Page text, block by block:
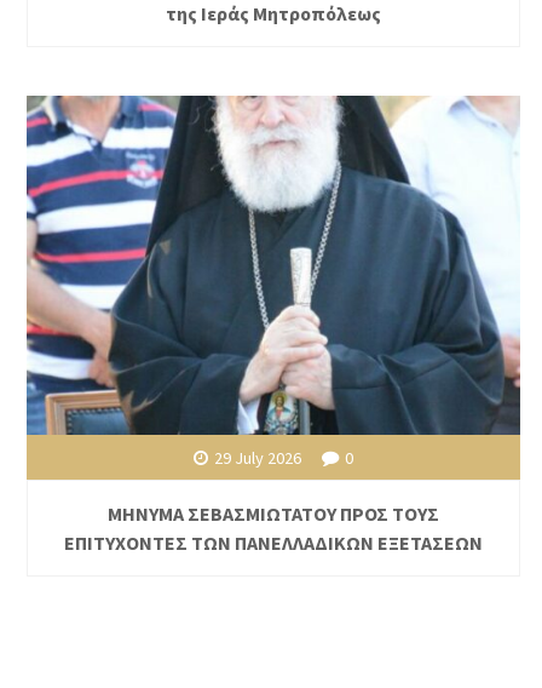
της Ιεράς Μητροπόλεως
29 July 2026 0
ΜΗΝΥΜΑ ΣΕΒΑΣΜΙΩΤΑΤΟΥ ΠΡΟΣ ΤΟΥΣ
ΕΠΙΤΥΧΟΝΤΕΣ ΤΩΝ ΠΑΝΕΛΛΑΔΙΚΩΝ ΕΞΕΤΑΣΕΩΝ